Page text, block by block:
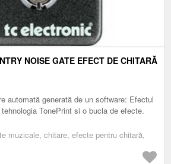
NOISE GATE EFECT DE CHITARĂ
automată generată de un software: Efectul
TonePrint si o bucla de efecte.
muzicale, chitare, efecte pentru chitară,